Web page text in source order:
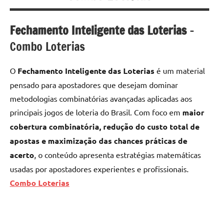
t
u
d
o
C
u
r
s
o
s
O
Fechamento Inteligente das Loterias–
Combo Loterias
O Fechamento Inteligente das Loterias é um material
pensado para apostadores que desejam dominar
metodologias combinatórias avançadas aplicadas aos
principais jogos de loteria do Brasil. Com foco em maior
cobertura combinatória, redução do custo total de
apostas e maximização das chances práticas de
acerto , o conteúdo apresenta estratégias matemáticas
usadas por apostadores experientes e profissionais.
Combo Loterias